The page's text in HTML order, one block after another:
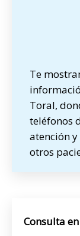
Te
Toral,
teléfonos
atención
otros
Consulta